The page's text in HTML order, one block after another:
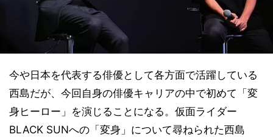
今や日本を代表する俳優として各方面で活躍している
西島だが、今回自身の俳優キャリアの中で初めて「変
身ヒーロー」を演じることになる。仮面ライダー
BLACK SUNへの「変身」について尋ねられた西島